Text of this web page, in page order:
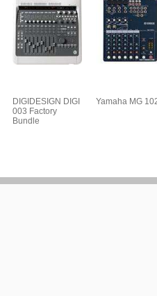
DIGIDESIGN DIGI
003 Factory
Bundle
Yamaha MG